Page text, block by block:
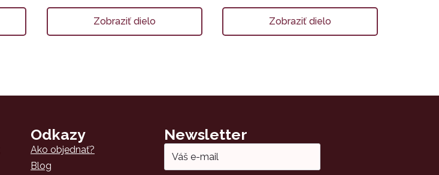
Zobraziť dielo Zobraziť dielo
Odkazy
Ako objednať?
Blog
Newsletter
Email